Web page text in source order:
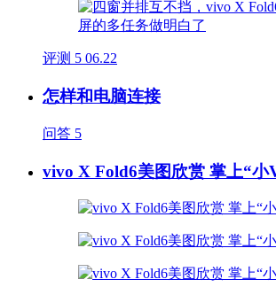
评测 5 06.22
怎样和电脑连接
问答 5
vivo X Fold6美图欣赏 掌上“小